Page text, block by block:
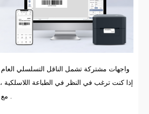
واجهات مشتركة تشمل الناقل التسلسلي
إذا كنت ترغب في النظر في الطباعة اللاسلكية
مع واي فاي أو بلوتوث .